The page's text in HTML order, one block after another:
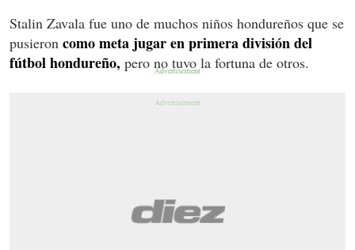
Stalin Zavala fue uno de muchos niños hondureños que se
pusieron como meta jugar en primera división del
fútbol hondureño, pero no tuvo la fortuna de otros.